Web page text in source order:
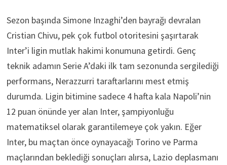
Sezon başında Simone Inzaghi’den bayrağı devralan
Cristian Chivu, pek çok futbol otoritesini şaşırtarak
Inter’i ligin mutlak hakimi konumuna getirdi. Genç
teknik adamın Serie A’daki ilk tam sezonunda sergilediği
performans, Nerazzurri taraftarlarını mest etmiş
durumda. Ligin bitimine sadece 4 hafta kala Napoli’nin
12 puan önünde yer alan Inter, şampiyonluğu
matematiksel olarak garantilemeye çok yakın. Eğer
Inter, bu maçtan önce oynayacağı Torino ve Parma
maçlarından beklediği sonuçları alırsa, Lazio deplasmanı